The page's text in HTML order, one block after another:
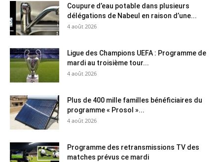
Coupure d’eau potable dans plusieurs
délégations de Nabeul en raison d’une...
4 août 2026
Ligue des Champions UEFA : Programme de
mardi au troisième tour...
4 août 2026
Plus de 400 mille familles bénéficiaires du
programme « Prosol »...
4 août 2026
Programme des retransmissions TV des
matches prévus ce mardi